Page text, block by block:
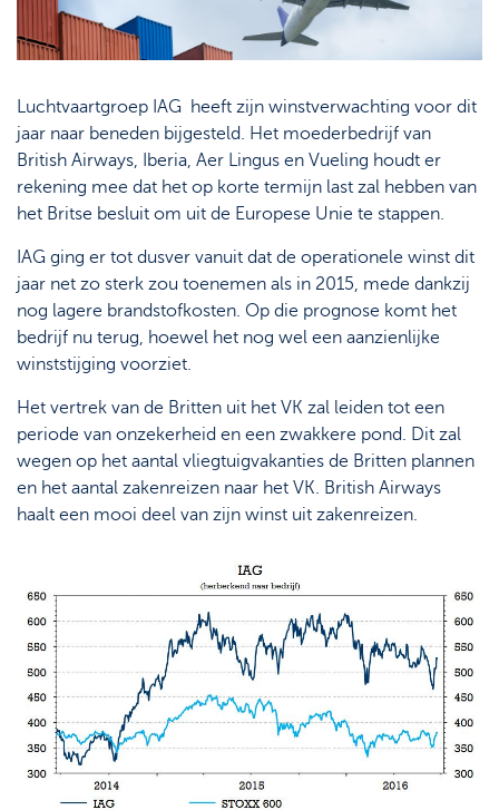
Luchtvaartgroep IAG heeft zijn winstverwachting voor dit
jaar naar beneden bijgesteld. Het moederbedrijf van
British Airways, Iberia, Aer Lingus en Vueling houdt er
rekening mee dat het op korte termijn last zal hebben van
het Britse besluit om uit de Europese Unie te stappen.
IAG ging er tot dusver vanuit dat de operationele winst dit
jaar net zo sterk zou toenemen als in 2015, mede dankzij
nog lagere brandstofkosten. Op die prognose komt het
bedrijf nu terug, hoewel het nog wel een aanzienlijke
winststijging voorziet.
Het vertrek van de Britten uit het VK zal leiden tot een
periode van onzekerheid en een zwakkere pond. Dit zal
wegen op het aantal vliegtuigvakanties de Britten plannen
en het aantal zakenreizen naar het VK. British Airways
haalt een mooi deel van zijn winst uit zakenreizen.